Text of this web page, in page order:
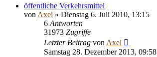
öffentliche Verkehrsmittel
von Axel » Dienstag 6. Juli 2010, 13:15
6 Antworten
31973 Zugriffe
Letzter Beitrag von Axel
Samstag 28. Dezember 2013, 09:58